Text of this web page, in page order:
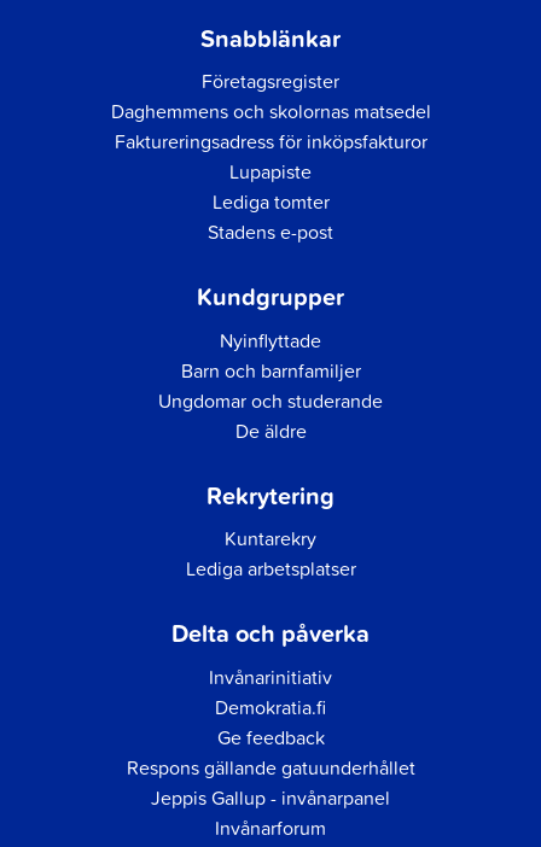
Snabblänkar
Företagsregister
Daghemmens och skolornas matsedel
Faktureringsadress för inköpsfakturor
Lupapiste
Lediga tomter
Stadens e-post
Kundgrupper
Nyinflyttade
Barn och barnfamiljer
Ungdomar och studerande
De äldre
Rekrytering
Kuntarekry
Lediga arbetsplatser
Delta och påverka
Invånarinitiativ
Demokratia.fi
Ge feedback
Respons gällande gatuunderhållet
Jeppis Gallup - invånarpanel
Invånarforum